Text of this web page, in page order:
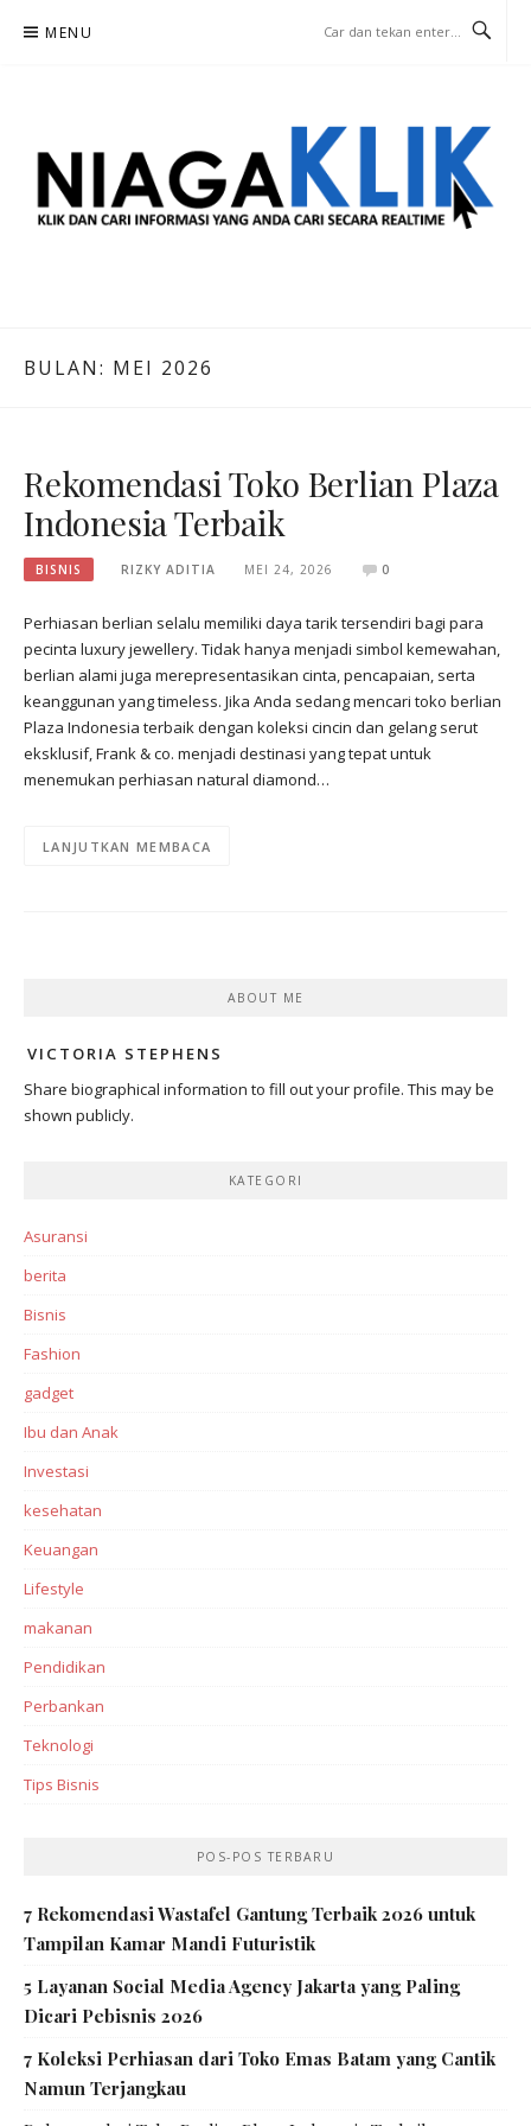
MENU
BULAN: MEI 2026
Rekomendasi Toko Berlian Plaza
Indonesia Terbaik
BISNIS RIZKY ADITIA MEI 24, 2026 0
Perhiasan berlian selalu memiliki daya tarik tersendiri bagi para
pecinta luxury jewellery. Tidak hanya menjadi simbol kemewahan,
berlian alami juga merepresentasikan cinta, pencapaian, serta
keanggunan yang timeless. Jika Anda sedang mencari toko berlian
Plaza Indonesia terbaik dengan koleksi cincin dan gelang serut
eksklusif, Frank & co. menjadi destinasi yang tepat untuk
menemukan perhiasan natural diamond…
LANJUTKAN MEMBACA
ABOUT ME
VICTORIA STEPHENS
Share biographical information to fill out your profile. This may be
shown publicly.
KATEGORI
Asuransi
berita
Bisnis
Fashion
gadget
Ibu dan Anak
Investasi‎
kesehatan
Keuangan
Lifestyle
makanan
Pendidikan
Perbankan‎
Teknologi
Tips Bisnis
POS-POS TERBARU
7 Rekomendasi Wastafel Gantung Terbaik 2026 untuk
Tampilan Kamar Mandi Futuristik
5 Layanan Social Media Agency Jakarta yang Paling
Dicari Pebisnis 2026
7 Koleksi Perhiasan dari Toko Emas Batam yang Cantik
Namun Terjangkau